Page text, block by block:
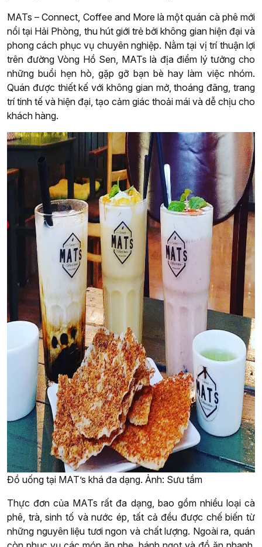
MATs – Connect, Coffee and More là một quán cà phê mới
nổi tại Hải Phòng, thu hút giới trẻ bởi không gian hiện đại và
phong cách phục vụ chuyên nghiệp. Nằm tại vị trí thuận lợi
trên đường Vòng Hồ Sen, MATs là địa điểm lý tưởng cho
những buổi hẹn hò, gặp gỡ bạn bè hay làm việc nhóm.
Quán được thiết kế với không gian mở, thoáng đãng, trang
trí tinh tế và hiện đại, tạo cảm giác thoải mái và dễ chịu cho
khách hàng.
Đồ uống tại MAT’s khá đa dạng. Ảnh: Sưu tầm
Thực đơn của MATs rất đa dạng, bao gồm nhiều loại cà
phê, trà, sinh tố và nước ép, tất cả đều được chế biến từ
những nguyên liệu tươi ngon và chất lượng. Ngoài ra, quán